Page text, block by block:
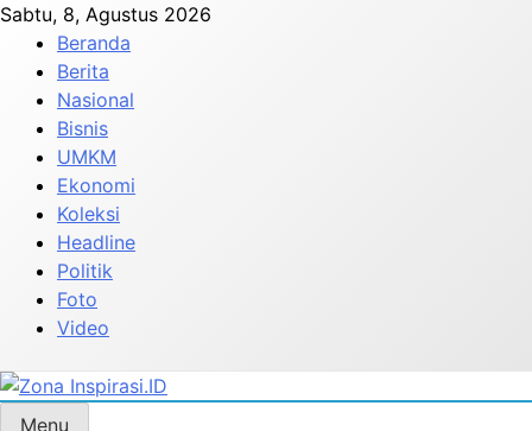
Skip
content
Sabtu, 8, Agustus 2026
Beranda
Berita
Nasional
Bisnis
UMKM
Ekonomi
Koleksi
Headline
Politik
Foto
Video
Menu